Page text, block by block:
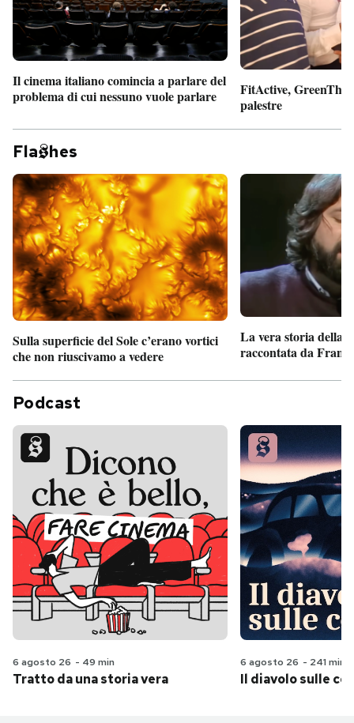
Il cinema italiano comincia a parlare del
problema di cui nessuno vuole parlare
FitActive,
palestre
Fla hes
Sulla superficie del Sole c’erano vortici
che non riuscivamo a vedere
La vera storia della
raccontata da
Podcast
6 agosto 26 - 49 min
Tratto da una storia vera
6 agosto 26 - 241 min
Il diavolo sulle